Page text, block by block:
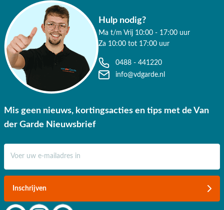
Hulp nodig?
Ma t/m Vrij 10:00 - 17:00 uur
Za 10:00 tot 17:00 uur
0488 - 441220
info@vdgarde.nl
Mis geen nieuws, kortingsacties en tips met de Van
der Garde Nieuwsbrief
Inschrijven